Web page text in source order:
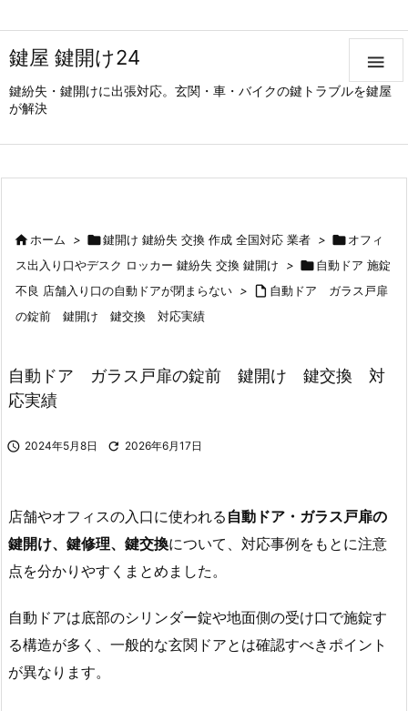
鍵屋 鍵開け24
鍵紛失・鍵開けに出張対応。玄関・車・バイクの鍵トラブルを鍵屋
が解決

ホーム > 鍵開け 鍵紛失 交換 作成 全国対応 業者 > オフィ
ス出入り口やデスク ロッカー 鍵紛失 交換 鍵開け
> 自動ドア 施錠
不良 店舗入り口の自動ドアが閉まらない >  自動ドア ガラス戸扉
の錠前 鍵開け 鍵交換 対応実績
自動ドア ガラス戸扉の錠前 鍵開け 鍵交換 対
応実績
 2024年5月8日  2026年6月17日
店舗やオフィスの入口に使われる 自動ドア ・ ガラス戸扉の
鍵開け、鍵修理、鍵交換について、対応事例をもとに注意
点を分かりやすくまとめました。
自動ドアは底部のシリンダー錠や地面側の受け口で施錠す
る構造が多く、一般的な玄関ドアとは確認すべきポイント
が異なります。